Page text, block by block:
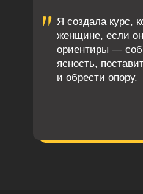
Я создала курс,
женщине, если
ориентиры —
ясность,
и обрести опору.